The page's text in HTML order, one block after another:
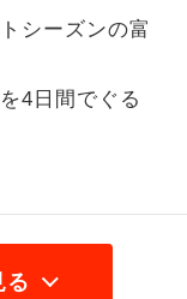
シーズンの富
4日間でぐる
る
お召し上がりいた
個人型プランで